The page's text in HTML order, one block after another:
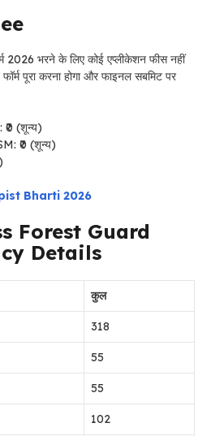
2026 भरने के लिए कोई एप्लीकेशन फीस नहीं
पूरा करना होगा और फाइनल सबमिट पर
(शून्य)
₹0 (शून्य)
Bharti 2026
Forest Guard
Details
कुल
318
55
55
102